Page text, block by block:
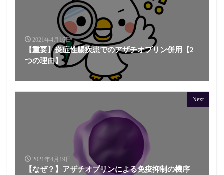
2021年4月16日
【重要】炎症性腸疾患でのアザチオプリン併用【2
つの理由】
Next
2021年4月19日
【なぜ？】アザチオプリンによる免疫抑制の機序